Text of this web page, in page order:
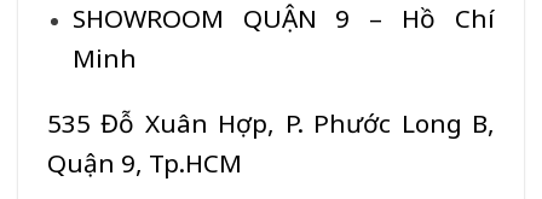
SHOWROOM QUẬN 9 – Hồ Chí
Minh
535 Đỗ Xuân Hợp, P. Phước Long B,
Quận 9, Tp.HCM